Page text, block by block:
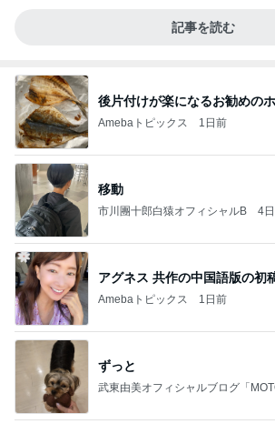
記事を読む
後片付けが楽になるお勧めの
Amebaトピックス 1日前
移動
市川團十郎白猿オフィシャルB 4
アグネス 共作の中国語版の初
Amebaトピックス 1日前
ずっと
武東由美オフィシャルブログ「